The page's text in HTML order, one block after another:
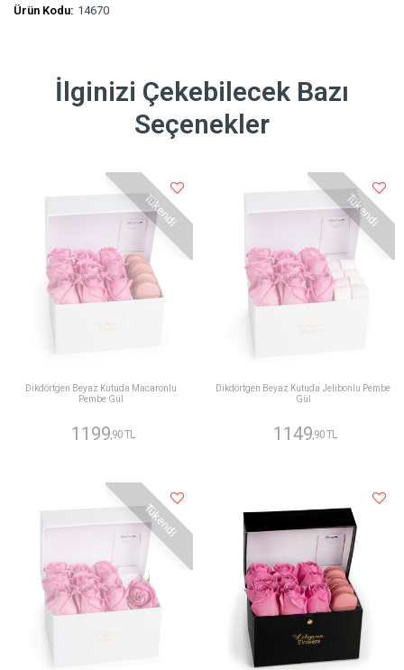
Ürün Kodu: 14670
İlginizi Çekebilecek Bazı
Seçenekler
Tükendi
Dikdörtgen Beyaz Kutuda Macaronlu
Pembe Gül
1199,90 TL
Tükendi
Dikdörtgen Beyaz Kutuda Jelibonlu Pembe
Gül
1149,90 TL
Tükendi